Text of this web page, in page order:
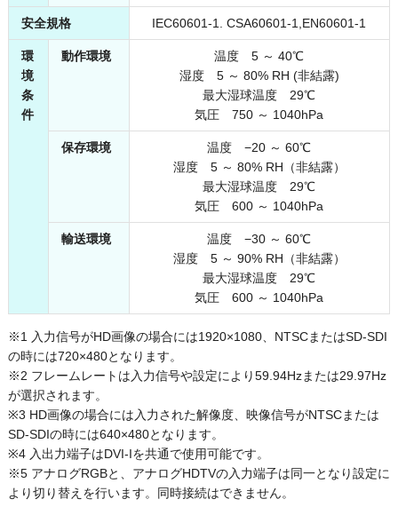
安全規格 IEC60601-1. CSA60601-1,EN60601-1
環
境
条
件
動作環境
温度 5 ～ 40℃
湿度 5 ～ 80% RH (非結露)
最大湿球温度 29℃
気圧 750 ～ 1040hPa
保存環境
温度 −20 ～ 60℃
湿度 5 ～ 80% RH（非結露）
最大湿球温度 29℃
気圧 600 ～ 1040hPa
輸送環境
温度 −30 ～ 60℃
湿度 5 ～ 90% RH（非結露）
最大湿球温度 29℃
気圧 600 ～ 1040hPa
※1 入力信号がHD画像の場合には1920×1080、NTSCまたはSD-SDI
の時には720×480となります。
※2 フレームレートは入力信号や設定により59.94Hzまたは29.97Hz
が選択されます。
※3 HD画像の場合には入力された解像度、映像信号がNTSCまたは
SD-SDIの時には640×480となります。
※4 入出力端子はDVI-Iを共通で使用可能です。
※5 アナログRGBと、アナログHDTVの入力端子は同一となり設定に
より切り替えを行います。同時接続はできません。